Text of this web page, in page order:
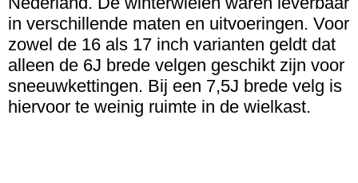
in verschillende maten en uitvoeringen. Voor
zowel de 16 als 17 inch varianten geldt dat
alleen de 6J brede velgen geschikt zijn voor
sneeuwkettingen. Bij een 7,5J brede velg is
hiervoor te weinig ruimte in de wielkast.